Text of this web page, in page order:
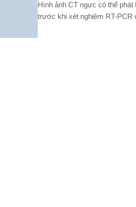
Hình ảnh CT ngực có thể
trước khi xét nghiệm RT-PCR